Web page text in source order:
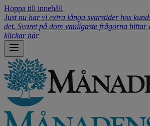
Hoppa till innehåll
Just nu har vi extra långa svarstider hos
det. Svaret på dom vanligaste frågorna hittar
klickar här